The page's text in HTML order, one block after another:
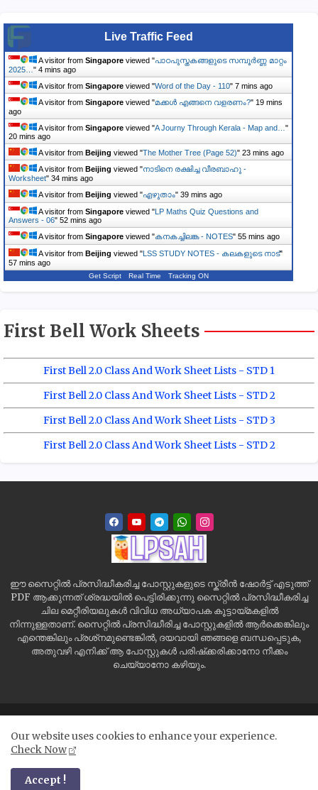
Live Traffic Feed
A visitor from Singapore viewed "പാഠപുസ്തകങ്ങളുടെ സമ്പൂർണ്ണ മാറ്റം
2025… " 4 mins ago
A visitor from Singapore viewed "Word of the Day - 110" 7 mins ago
A visitor from Singapore viewed "മക്കള്‍ എങ്ങനെ വളരണം?" 19 mins
ago
A visitor from Singapore viewed "A Journy Through Kerala - Map and… "
20 mins ago
A visitor from Beijing viewed "The Mother Tree (Page 52)" 23 mins ago
A visitor from Beijing viewed "നാടിനെ രക്ഷിച്ച വീരബാഹു -
Worksheet" 34 mins ago
A visitor from Beijing viewed "എഴുതാം" 39 mins ago
A visitor from Singapore viewed " LP Maths Quiz Questions and
Answers - 06" 52 mins ago
A visitor from Singapore viewed "കനകച്ചിലങ്ക - NOTES" 56 mins ago
A visitor from Beijing viewed " LSS STUDY NOTES - കലകളുടെ നാട്"
57 mins ago
Get Script Real Time Tracking ON
First Bell Work Sheets
First Bell 2.0 Class And Work Sheet Lists - STD 1
First Bell 2.0 Class And Work Sheet Lists - STD 2
First Bell 2.0 Class And Work Sheet Lists - STD 3
First Bell 2.0 Class And Work Sheet Lists - STD 2
ഈ സൈറ്റിൽ പ്രസിദ്ധീകരിച്ച പോസ്റ്റുകളുടെ സ്ക്രീൻ ഷോർട്ട് എടുത്ത്
PDF ആക്കുന്നത് ശ്രദ്ധയിൽ പെട്ടിരിക്കുന്നു സൈറ്റിൽ പ്രസിദ്ധീകരിച്ച
ചില മെറ്റീരിയലുകൾ വിവിധ അധ്യാപക കൂട്ടായ്മകളിൽ
നിന്നുള്ളതാണ്. സൈറ്റിൽ പ്രസിദ്ധീരിച്ച പോസ്റ്റുകളിൽ ആർക്കെങ്കിലും
എന്തെങ്കിലും പ്രശ്‌നമുണ്ടെങ്കിൽ, ദയവായി ഞങ്ങളെ ബന്ധപ്പെടുക,
അതുവഴി എനിക്ക് ആ പോസ്റ്റുകൾ പരിഷ്‌ക്കരിക്കാനോ നീക്കം
ചെയ്യാനോ കഴിയും.
Disclaimer
Our website uses cookies to enhance your experience.
Check Now
Accept !